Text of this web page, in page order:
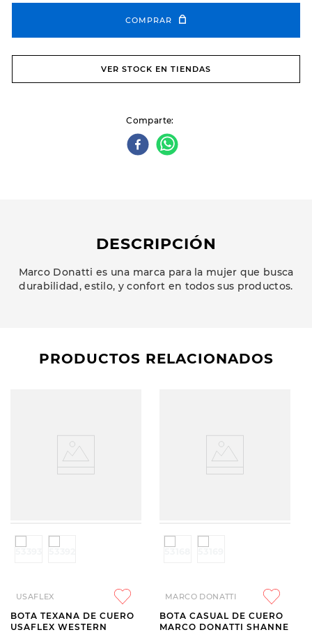
COMPRAR
VER STOCK EN TIENDAS
Comparte
DESCRIPCIÓN
Marco Donatti es una marca para la mujer que busca
durabilidad, estilo, y confort en todos sus productos.
PRODUCTOS RELACIONADOS
USAFLEX
BOTA TEXANA DE CUERO
USAFLEX WESTERN
MARCO DONATTI
BOTA CASUAL DE CUERO
MARCO DONATTI SHANNE